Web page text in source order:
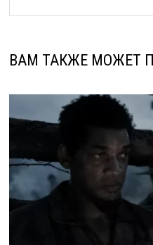
ВАМ ТАКЖЕ МОЖЕТ